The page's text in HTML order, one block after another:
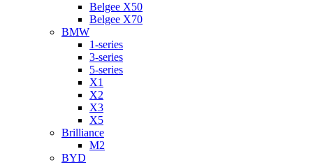
Belgee X50
Belgee X70
BMW
1-series
3-series
5-series
X1
X2
X3
X5
Brilliance
M2
BYD